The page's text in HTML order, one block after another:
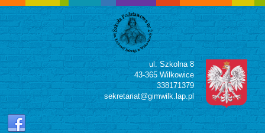
ul. Szkolna 8
43-365 Wilkowice
338171379
sekretariat@gimwilk.lap.pl